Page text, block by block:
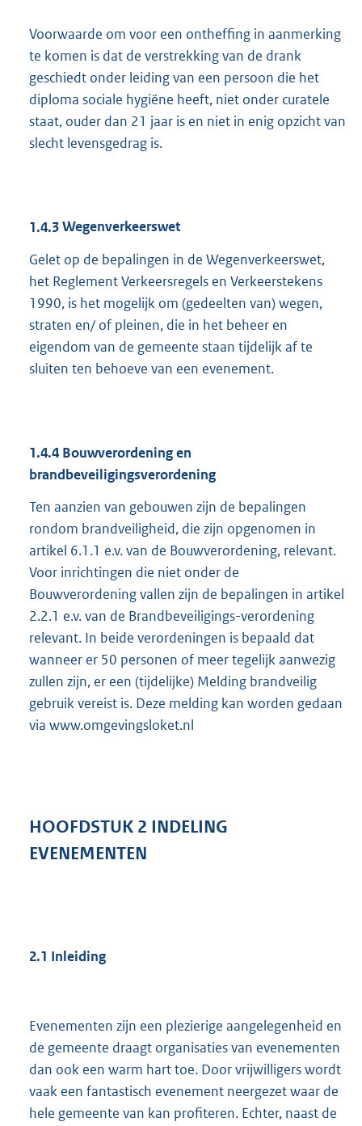
Voorwaarde om voor een ontheffing in aanmerking
te komen is dat de verstrekking van de drank
geschiedt onder leiding van een persoon die het
diploma sociale hygiëne heeft, niet onder curatele
staat, ouder dan 21 jaar is en niet in enig opzicht van
slecht levensgedrag is.
1.4.3Wegenverkeerswet
Gelet op de bepalingen in de Wegenverkeerswet,
het Reglement Verkeersregels en Verkeerstekens
1990, is het mogelijk om (gedeelten van) wegen,
straten en/ of pleinen, die in het beheer en
eigendom van de gemeente staan tijdelijk af te
sluiten ten behoeve van een evenement.
1.4.4 Bouwverordening en
brandbeveiligingsverordening
Ten aanzien van gebouwen zijn de bepalingen
rondom brandveiligheid, die zijn opgenomen in
artikel 6.1.1 e.v. van de Bouwverordening, relevant.
Voor inrichtingen die niet onder de
Bouwverordening vallen zijn de bepalingen in artikel
2.2.1 e.v. van de Brandbeveiligings-verordening
relevant. In beide verordeningen is bepaald dat
wanneer er 50 personen of meer tegelijk aanwezig
zullen zijn, er een (tijdelijke) Melding brandveilig
gebruik vereist is. Deze melding kan worden gedaan
via www.omgevingsloket.nl
HOOFDSTUK 2 INDELING
EVENEMENTEN
2.1 Inleiding
Evenementen zijn een plezierige aangelegenheid en
de gemeente draagt organisaties van evenementen
dan ook een warm hart toe. Door vrijwilligers wordt
vaak een fantastisch evenement neergezet waar de
hele gemeente van kan profiteren. Echter, naast de